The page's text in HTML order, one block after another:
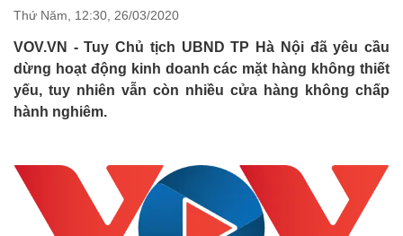
Thứ Năm, 12:30, 26/03/2020
VOV.VN - Tuy Chủ tịch UBND TP Hà Nội đã yêu cầu
dừng hoạt động kinh doanh các mặt hàng không thiết
yếu, tuy nhiên vẫn còn nhiều cửa hàng không chấp
hành nghiêm.